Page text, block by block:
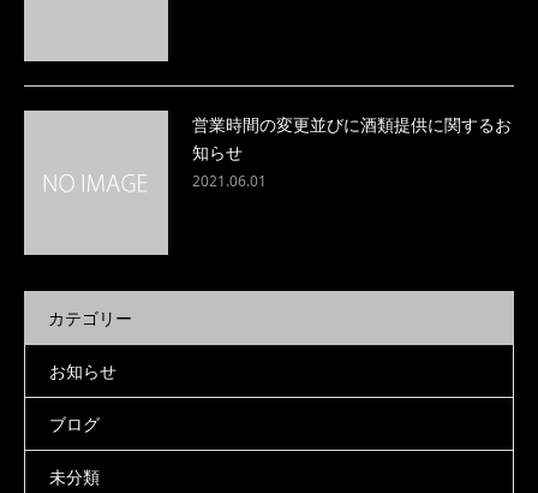
営業時間の変更並びに酒類提供に関するお
知らせ
2021.06.01
カテゴリー
お知らせ
ブログ
未分類